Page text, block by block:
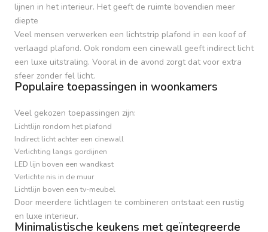
lijnen in het interieur. Het geeft de ruimte bovendien meer
diepte
Veel mensen verwerken een lichtstrip plafond in een koof of
verlaagd plafond. Ook rondom een cinewall geeft indirect licht
een luxe uitstraling. Vooral in de avond zorgt dat voor extra
sfeer zonder fel licht.
Populaire toepassingen in woonkamers
Veel gekozen toepassingen zijn:
Lichtlijn rondom het plafond
Indirect licht achter een cinewall
Verlichting langs gordijnen
LED lijn boven een wandkast
Verlichte nis in de muur
Lichtlijn boven een tv-meubel
Door meerdere lichtlagen te combineren ontstaat een rustig
en luxe interieur.
Minimalistische keukens met geïntegreerde